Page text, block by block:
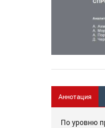
Аннотация
По уровню